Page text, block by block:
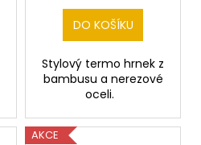
DO KOŠÍKU
Stylový termo hrnek z
bambusu a nerezové
oceli.
AKCE